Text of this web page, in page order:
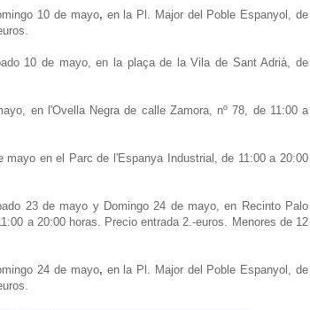
10 de mayo, en la Pl. Major del Poble Espanyol, de
10 de mayo, en la plaça de la Vila de Sant Adrià, de
en l'Ovella Negra de calle Zamora, nº 78, de 11:00 a
mayo en el Parc de l'Espanya Industrial, de 11:00 a 20:00
23 de mayo y Domingo 24 de mayo, en Recinto Palo
a 20:00 horas. Precio entrada 2.-euros. Menores de 12
24 de mayo, en la Pl. Major del Poble Espanyol, de